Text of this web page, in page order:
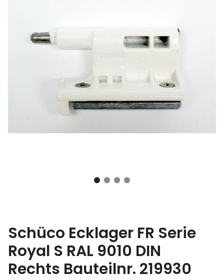
Schüco Ecklager FR Serie
Royal S RAL 9010 DIN
Rechts Bauteilnr. 219930